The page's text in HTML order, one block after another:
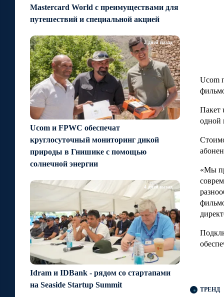
Mastercard World с преимуществами для
путешествий и специальной акцией
Ucom и FPWC обеспечат
круглосуточный мониторинг дикой
природы в Гнишике с помощью
солнечной энергии
2 дней назад
Idram и IDBank - рядом со стартапами
на Seaside Startup Summit
4 дней назад
Ucom
Пакет
одной
«Мы
ТРЕНД